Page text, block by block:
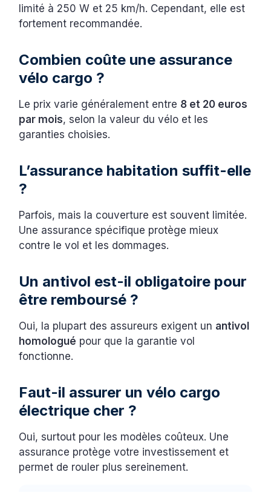
limité à 250 W et 25 km/h. Cependant, elle est
fortement recommandée.
Combien coûte une assurance
vélo cargo ?
Le prix varie généralement entre 8 et 20 euros
par mois, selon la valeur du vélo et les
garanties choisies.
L’assurance habitation suffit-elle
?
Parfois, mais la couverture est souvent limitée.
Une assurance spécifique protège mieux
contre le vol et les dommages.
Un antivol est-il obligatoire pour
être remboursé ?
Oui, la plupart des assureurs exigent un antivol
homologué pour que la garantie vol
fonctionne.
Faut-il assurer un vélo cargo
électrique cher ?
Oui, surtout pour les modèles coûteux. Une
assurance protège votre investissement et
permet de rouler plus sereinement.